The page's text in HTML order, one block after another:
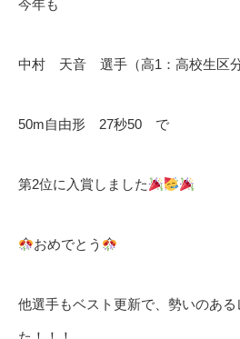
今年も
中村 天音 選手（高1：高校生区
50m自由形 27秒50 で
第2位に入賞しました
おめでとう
他選手もベスト更新で、勢いのあ